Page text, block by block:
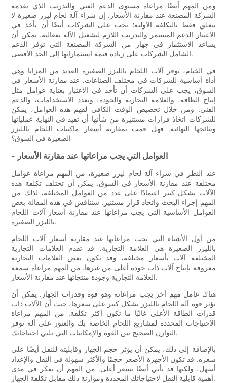
ومن المهم أيضًا مراعاة مستوى الدعم الفني والتدريب الذي تقدمه
الشركة المصنعة عند مقارنة الأسعار. إن شراء آلة لحام ليزر صغيرة لا
يتعلق فقط بالتكلفة الأولية؛ يجب على الشركات أيضًا أن تأخذ في
الاعتبار الدعم المستمر والتدريب اللازم لتشغيل الآلة بفعالية. يمكن أن
يساعد الاستثمار في جهاز من الشركة المصنعة التي توفر الدعم
الشامل الشركات على زيادة قيمة استثماراتها إلى الحد الأقصى.
في الختام، توفر آلات اللحام بالليزر الصغيرة العديد من المزايا وهي
أداة أساسية للشركات في مختلف الصناعات. عند مقارنة الأسعار في
السوق، يجب على الشركات أن تأخذ في الاعتبار بعناية عوامل مثل
إنتاج الطاقة، والعلامة التجارية والجودة، وتعدد الاستخدامات، والدعم
الفني. ومن خلال تخصيص الوقت الكافي لفهم هذه العوامل، يمكن
للشركات اتخاذ قرارات مستنيرة من شأنها أن تفيد في النهاية عملياتها
ونتائجها النهائية. فهل قمت بمقارنة أسعار ماكينات اللحام بالليزر
الصغيرة في السوق؟
- العوامل التي يجب مراعاتها عند مقارنة الأسعار
عند النظر في شراء آلة لحام ليزر صغيرة، من المهم مراعاة عوامل
مختلفة عند مقارنة الأسعار في السوق. يمكن أن تختلف تكلفة هذه
الآلات بشكل كبير اعتمادًا على عدد من العوامل المختلفة، لذلك من
المهم إجراء البحث واتخاذ قرار مستنير. سنناقش في هذه المقالة بعض
العوامل الأساسية التي يجب مراعاتها عند مقارنة أسعار آلات اللحام
بالليزر الصغيرة.
من أول الأشياء التي يجب مراعاتها عند مقارنة أسعار آلات اللحام
بالليزر الصغيرة هي العلامة التجارية. قد تقدم العلامات التجارية
المختلفة آلات بأسعار مختلفة، وقد تكون بعض العلامات التجارية
معروفة بإنتاج آلات ذات جودة أعلى من غيرها. من المهم مراعاة سمعة
العلامة التجارية وجودة منتجاتها عند مقارنة الأسعار.
هناك عامل مهم آخر يجب مراعاته وهو قوة وقدرات الجهاز. يمكن أن
تؤثر قوة آلة اللحام بالليزر بشكل كبير على سعرها، حيث أن الآلات ذات
قدرات الطاقة الأعلى غالبًا ما تكون أكثر تكلفة. من المهم مراعاة
الاحتياجات المحددة لمشاريع اللحام الخاصة بك والعثور على آلة توفر
التوازن الصحيح بين القوة والإمكانيات التي تلبي احتياجاتك.
بالإضافة إلى ذلك، يمكن أن يؤثر حجم الجهاز وقابليته للنقل أيضًا على
سعره. قد تكون الأجهزة الأصغر حجمًا والأكثر سهولة في النقل والإعداد
أسهل، ولكنها قد تأتي أيضًا بسعر أعلى. من المهم أن تفكر في مدى
أهمية قابلية النقل لاحتياجاتك المحددة وموازنة ذلك مقابل تكلفة الجهاز.